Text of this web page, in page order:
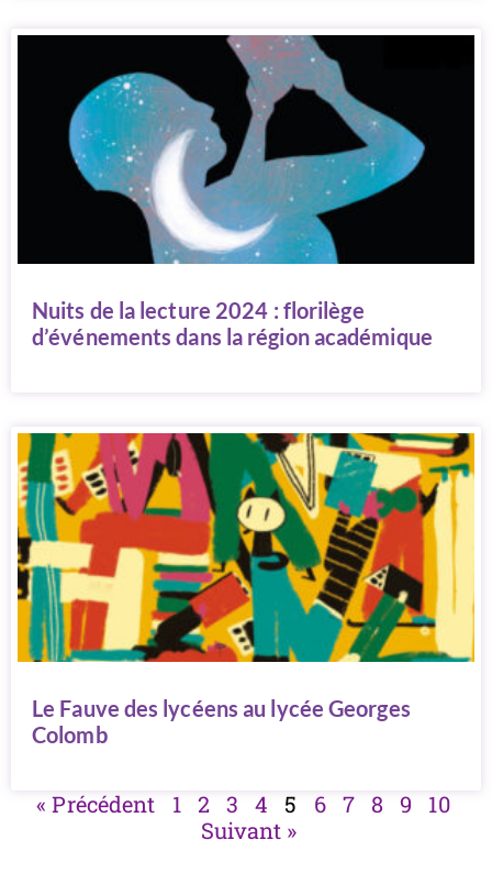
Nuits de la lecture 2024 : florilège
d’événements dans la région académique
Le Fauve des lycéens au lycée Georges
Colomb
« Précédent 1 2 3 4 5 6 7 8 9
10
Suivant »